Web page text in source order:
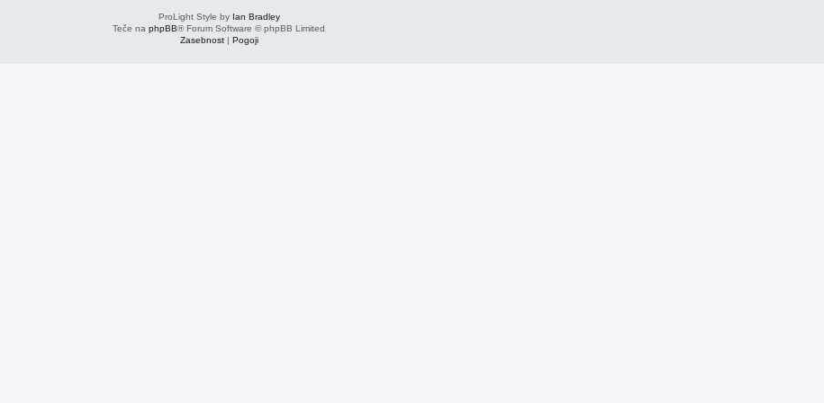
ProLight Style by Ian Bradley
Teče na phpBB® Forum Software © phpBB Limited
Zasebnost| Pogoji